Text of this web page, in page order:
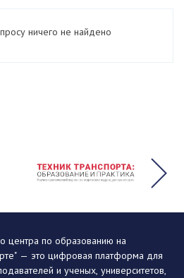
ничего не найдено
центра по образованию на
— это цифровая платформа для
и ученых, университетов,